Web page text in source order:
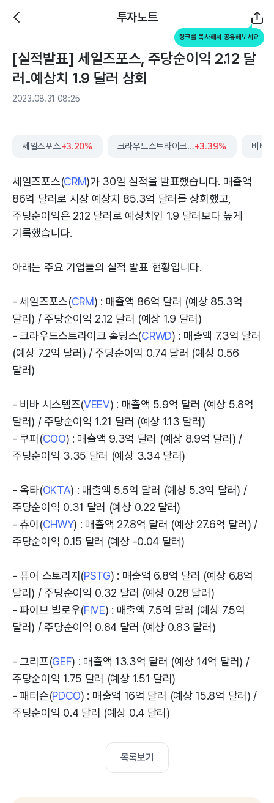
투자노트
링크를 복사해서 공유해보세요
[실적발표] 세일즈포스, 주당순이익 2.12 달
러..예상치 1.9 달러 상회
2023.08.31 08:25
세일즈포스+3.20% 크라우드스트라이크홀딩스+3.39% 비바
세일즈포스(CRM)가 30일 실적을 발표했습니다. 매출액
86억 달러로 시장 예상치 85.3억 달러를 상회했고,
주당순이익은 2.12 달러로 예상치인 1.9 달러보다 높게
기록했습니다.
아래는 주요 기업들의 실적 발표 현황입니다.
- 세일즈포스(CRM) : 매출액 86억 달러 (예상 85.3억
달러) / 주당순이익 2.12 달러 (예상 1.9 달러)
- 크라우드스트라이크 홀딩스(CRWD) : 매출액 7.3억 달러
(예상 7.2억 달러) / 주당순이익 0.74 달러 (예상 0.56
달러)
- 비바 시스템즈(VEEV) : 매출액 5.9억 달러 (예상 5.8억
달러) / 주당순이익 1.21 달러 (예상 1.13 달러)
- 쿠퍼(COO) : 매출액 9.3억 달러 (예상 8.9억 달러) /
주당순이익 3.35 달러 (예상 3.34 달러)
- 옥타(OKTA) : 매출액 5.5억 달러 (예상 5.3억 달러) /
주당순이익 0.31 달러 (예상 0.22 달러)
- 츄이(CHWY) : 매출액 27.8억 달러 (예상 27.6억 달러) /
주당순이익 0.15 달러 (예상 -0.04 달러)
- 퓨어 스토리지(PSTG) : 매출액 6.8억 달러 (예상 6.8억
달러) / 주당순이익 0.32 달러 (예상 0.28 달러)
- 파이브 빌로우(FIVE) : 매출액 7.5억 달러 (예상 7.5억
달러) / 주당순이익 0.84 달러 (예상 0.83 달러)
- 그리프(GEF) : 매출액 13.3억 달러 (예상 14억 달러) /
주당순이익 1.75 달러 (예상 1.51 달러)
- 패터슨(PDCO) : 매출액 16억 달러 (예상 15.8억 달러) /
주당순이익 0.4 달러 (예상 0.4 달러)
목록보기